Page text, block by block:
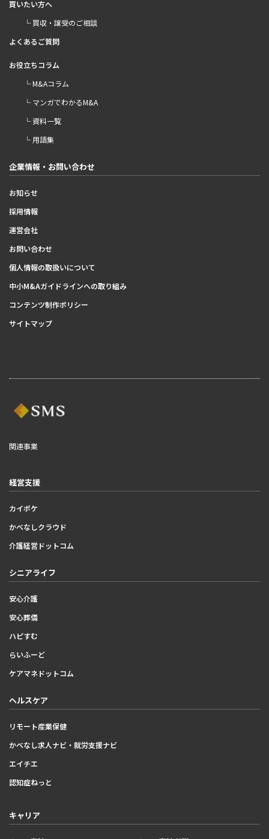
買いたい方へ
└ 買収・譲受のご相談
よくあるご質問
お役立ちコラム
└ M&Aコラム
└ マンガでわかるM&A
└ 資料一覧
└ 用語集
企業情報・お問い合わせ
お知らせ
採用情報
運営会社
お問い合わせ
個人情報の取扱いについて
中小M&Aガイドラインへの取り組み
コンテンツ制作ポリシー
サイトマップ
関連事業
経営支援
カイポケ
かべなしクラウド
介護経営ドットコム
シニアライフ
安心介護
安心葬儀
ハピすむ
らいふーど
ケアマネドットコム
ヘルスケア
リモート産業保健
かべなし求人ナビ・就労支援ナビ
エイチエ
認知症ねっと
キャリア